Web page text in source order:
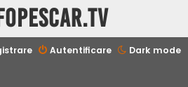
Dark mode
Autentificare